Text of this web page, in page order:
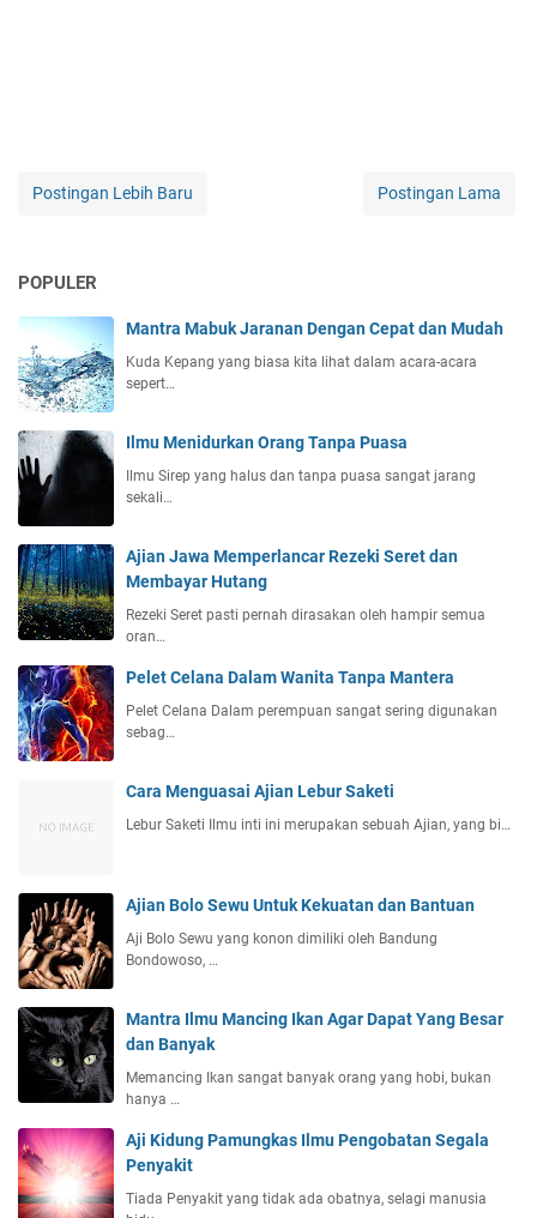
Postingan Lebih Baru Postingan Lama
POPULER
Mantra Mabuk Jaranan Dengan Cepat dan Mudah
Kuda Kepang yang biasa kita lihat dalam acara-acara
sepert…
Ilmu Menidurkan Orang Tanpa Puasa
Ilmu Sirep yang halus dan tanpa puasa sangat jarang
sekali…
Ajian Jawa Memperlancar Rezeki Seret dan
Membayar Hutang
Rezeki Seret pasti pernah dirasakan oleh hampir semua
oran…
Pelet Celana Dalam Wanita Tanpa Mantera
Pelet Celana Dalam perempuan sangat sering digunakan
sebag…
Cara Menguasai Ajian Lebur Saketi
Lebur Saketi Ilmu inti ini merupakan sebuah Ajian, yang bi…
Ajian Bolo Sewu Untuk Kekuatan dan Bantuan
Aji Bolo Sewu yang konon dimiliki oleh Bandung
Bondowoso, …
Mantra Ilmu Mancing Ikan Agar Dapat Yang Besar
dan Banyak
Memancing Ikan sangat banyak orang yang hobi, bukan
hanya …
Aji Kidung Pamungkas Ilmu Pengobatan Segala
Penyakit
Tiada Penyakit yang tidak ada obatnya, selagi manusia